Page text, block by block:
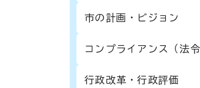
市の計画・ビジョン
コンプライアンス（法令
行政改革・行政評価